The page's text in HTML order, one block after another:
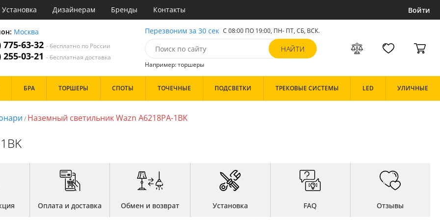
Установка Дизайнерам Бренды Контакты Войти
Москва
775-63-32 - бесплатно по России
255-03-21 - бесплатная доставка
Перезвоним за 30 сек С 08:00 ПО 19:00, ПН- ПТ,СБ, ВСК.
Например: торшеры
Зал
Белые
БРА ТОРШЕРЫ СПОТЫ ТОЧЕЧНЫЕ ПОДСВЕТКИ ТРЕКОВЫЕ СИСТЕМЫ LED УЛИЧНЫЕ
/ Наземный светильник Wazn A6218PA-1BK
Оплата и доставка Обмен и возврат Установка FAQ Отзывы